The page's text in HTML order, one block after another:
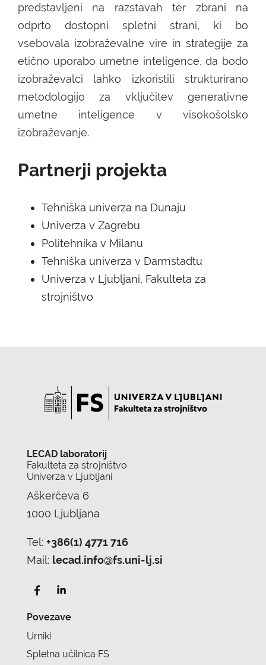
predstavljeni na razstavah ter zbrani na
odprto dostopni spletni strani, ki bo
vsebovala izobraževalne vire in strategije za
etično uporabo umetne inteligence, da bodo
izobraževalci lahko izkoristili strukturirano
metodologijo za vključitev generativne
umetne inteligence v visokošolsko
izobraževanje.
Partnerji projekta
Tehniška univerza na Dunaju
Univerza v Zagrebu
Politehnika v Milanu
Tehniška univerza v Darmstadtu
Univerza v Ljubljani, Fakulteta za
strojništvo
LECAD laboratorij
Fakulteta za strojništvo
Univerza v Ljubljani
Aškerčeva 6
1000 Ljubljana
Tel: +386(1) 4771 716
Mail: lecad.info@fs.uni-lj.si
Povezave
Urniki
Spletna učilnica FS